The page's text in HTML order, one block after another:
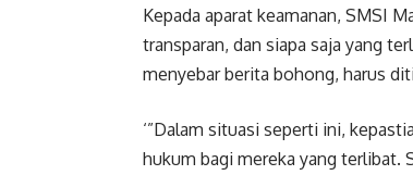
Kepada aparat keamanan, SMSI
transparan, dan siapa saja yang
menyebar berita bohong, harus
‘”Dalam situasi seperti ini,
hukum bagi mereka yang terlibat.